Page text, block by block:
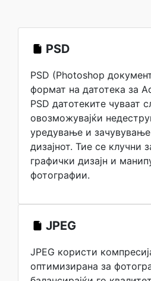
PSD
PSD (Photoshop
формат на датотека за
PSD датотеките чуваат
овозможувајќи
уредување и
дизајнот. Тие се клучни
графички дизајн и
фотографии.
JPEG
JPEG користи
оптимизирана за